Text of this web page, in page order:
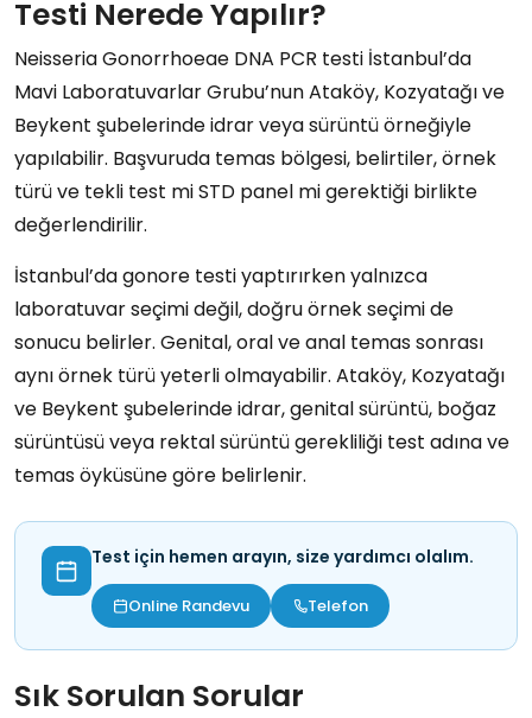
Testi Nerede Yapılır?
Neisseria Gonorrhoeae DNA PCR testi İstanbul’da
Mavi Laboratuvarlar Grubu’nun Ataköy, Kozyatağı ve
Beykent şubelerinde idrar veya sürüntü örneğiyle
yapılabilir. Başvuruda temas bölgesi, belirtiler, örnek
türü ve tekli test mi STD panel mi gerektiği birlikte
değerlendirilir.
İstanbul’da gonore testi yaptırırken yalnızca
laboratuvar seçimi değil, doğru örnek seçimi de
sonucu belirler. Genital, oral ve anal temas sonrası
aynı örnek türü yeterli olmayabilir. Ataköy, Kozyatağı
ve Beykent şubelerinde idrar, genital sürüntü, boğaz
sürüntüsü veya rektal sürüntü gerekliliği test adına ve
temas öyküsüne göre belirlenir.
Test için hemen arayın, size yardımcı olalım.
Online Randevu Telefon
Sık Sorulan Sorular